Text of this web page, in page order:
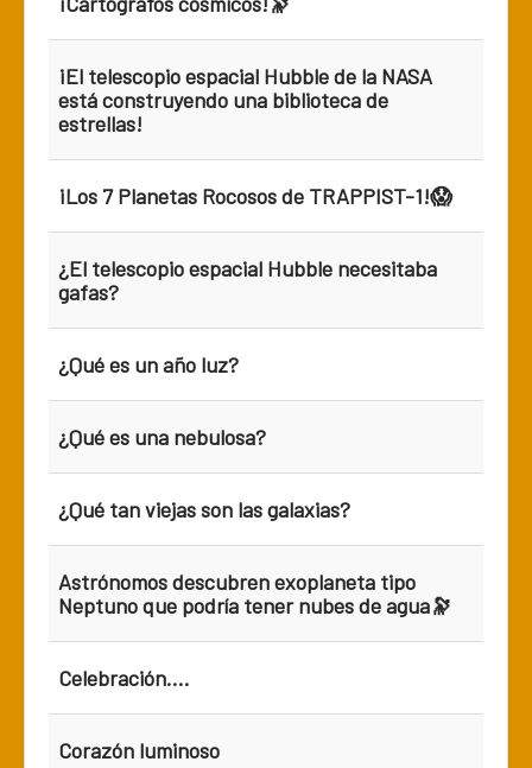
¡El telescopio espacial Hubble de la NASA
está construyendo una biblioteca de
estrellas!
¡Los 7 Planetas Rocosos de TRAPPIST-1!😱
¿El telescopio espacial Hubble necesitaba
gafas?
¿Qué es un año luz?
¿Qué es una nebulosa?
¿Qué tan viejas son las galaxias?
Astrónomos descubren exoplaneta tipo
Neptuno que podría tener nubes de agua🔭
Celebración....
Corazón luminoso